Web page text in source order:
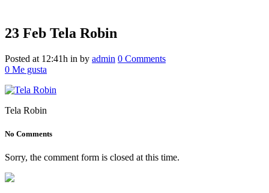
Tela Robin
23 Feb Tela Robin
Posted at 12:41h in by admin 0 Comments
0 Me gusta
Tela Robin
No Comments
Sorry, the comment form is closed at this time.